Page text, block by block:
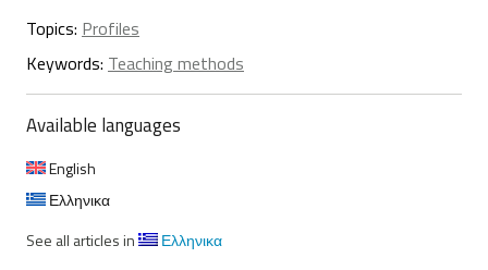
Topics: Profiles
Keywords: Teaching methods
Available languages
English
Ελληνικα
See all articles in
Ελληνικα